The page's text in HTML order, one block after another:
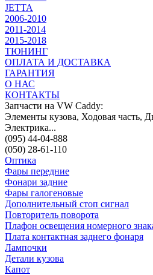
JETTA
2006-2010
2011-2014
2015-2018
ТЮНИНГ
ОПЛАТА И ДОСТАВКА
ГАРАНТИЯ
О НАС
КОНТАКТЫ
Запчасти на VW Caddy:
Элементы кузова, Ходовая часть,
Электрика...
(095) 44-04-888
(050) 28-61-110
Оптика
Фары передние
Фонари задние
Фары галогеновые
Дополнительный стоп сигнал
Повторитель поворота
Плафон освещения номерного
Плата контактная заднего фонаря
Лампочки
Детали кузова
Капот